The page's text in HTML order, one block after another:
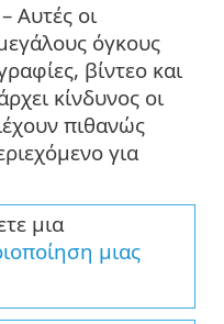
– Αυτές οι
όγκους
βίντεο και
κίνδυνος οι
πιθανώς
για
μια
μιας